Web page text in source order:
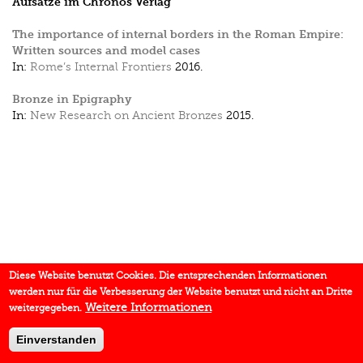
The importance of internal borders in the Roman Empire:
Written sources and model cases
In: Rome’s Internal Frontiers 2016.
Bronze in Epigraphy
In: New Research on Ancient Bronzes 2015.
Diese Website benutzt Cookies. Die entsprechenden Informationen
werden nur für die Verbesserung der Website benutzt und nicht an Dritte
weitergegeben. Weitere Informationen
Einverstanden